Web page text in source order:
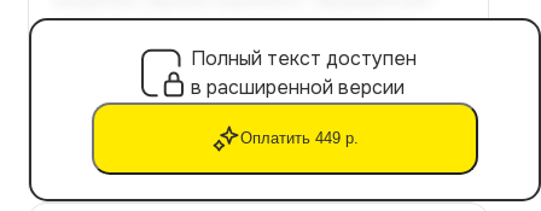
Полный текст доступен
в расширенной версии
Оплатить 449 р.